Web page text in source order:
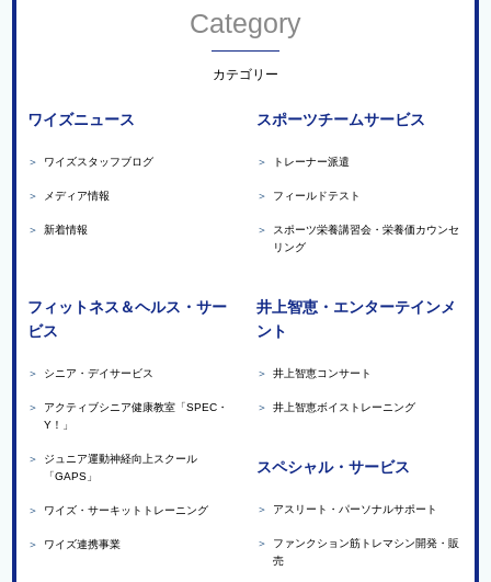
Category
カテゴリー
ワイズニュース
＞ ワイズスタッフブログ
＞ メディア情報
＞ 新着情報
スポーツチームサービス
＞ トレーナー派遣
＞ フィールドテスト
＞
スポーツ栄養講習会・栄養価カウンセ
リング
フィットネス＆ヘルス・サー
ビス
＞ シニア・デイサービス
＞
アクティブシニア健康教室「SPEC・
Y！」
＞
ジュニア運動神経向上スクール
「GAPS」
＞ ワイズ・サーキットトレーニング
＞ ワイズ連携事業
井上智恵・エンターテインメ
ント
＞ 井上智恵コンサート
＞ 井上智恵ボイストレーニング
スペシャル・サービス
＞ アスリート・パーソナルサポート
＞
ファンクション筋トレマシン開発・販
売